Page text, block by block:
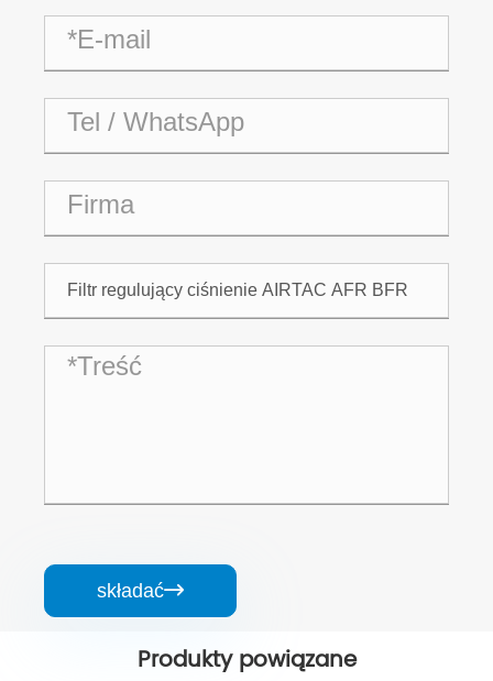
składać
Produkty powiązane